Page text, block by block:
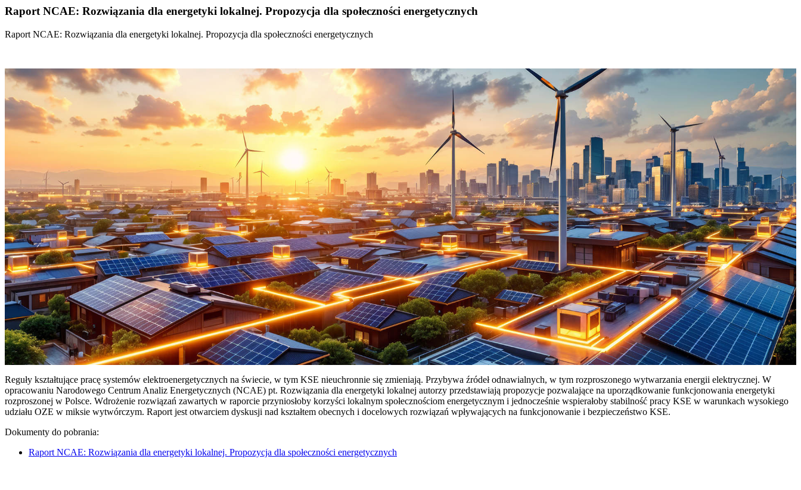
Raport NCAE: Rozwiązania dla energetyki lokalnej. Propozycja dla społeczności energetycznych
Raport NCAE: Rozwiązania dla energetyki lokalnej. Propozycja dla społeczności energetycznych
Reguły kształtujące pracę systemów elektroenergetycznych na świecie, w tym KSE nieuchronnie się zmieniają. Przybywa źródeł odnawialnych, w tym rozproszonego wytwarzania energii elektrycznej. W
opracowaniu Narodowego Centrum Analiz Energetycznych (NCAE) pt. Rozwiązania dla energetyki lokalnej autorzy przedstawiają propozycje pozwalające na uporządkowanie funkcjonowania energetyki
rozproszonej w Polsce. Wdrożenie rozwiązań zawartych w raporcie przyniosłoby korzyści lokalnym społecznościom energetycznym i jednocześnie wspierałoby stabilność pracy KSE w warunkach wysokiego
udziału OZE w miksie wytwórczym. Raport jest otwarciem dyskusji nad kształtem obecnych i docelowych rozwiązań wpływających na funkcjonowanie i bezpieczeństwo KSE.
Dokumenty do pobrania:
Raport NCAE: Rozwiązania dla energetyki lokalnej. Propozycja dla społeczności energetycznych